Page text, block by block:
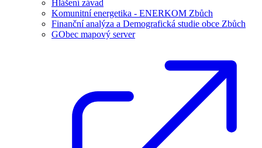
Hlášení závad
Komunitní energetika - ENERKOM Zbůch
Finanční analýza a Demografická studie obce Zbůch
GObec mapový server